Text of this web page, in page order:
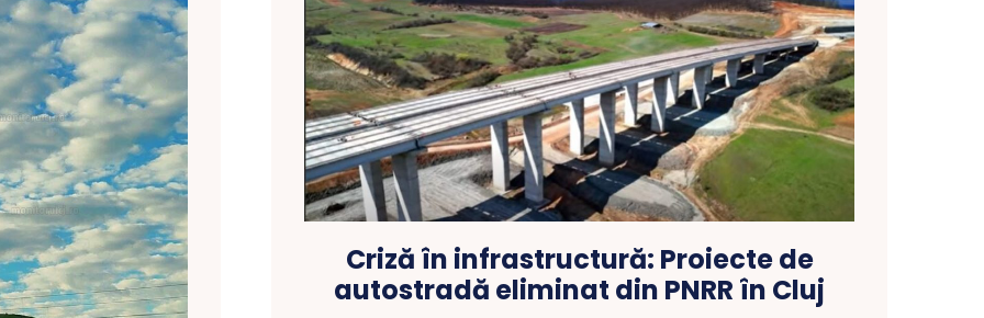
Criză în infrastructură: Proiecte de
autostradă eliminat din PNRR în Cluj